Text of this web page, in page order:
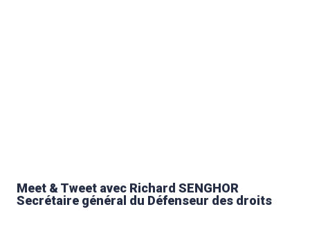
Meet & Tweet avec Richard SENGHOR
Secrétaire général du Défenseur des droits